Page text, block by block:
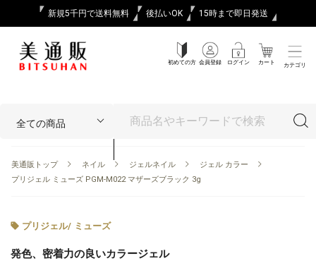
新規5千円で送料無料 後払いOK 15時まで即日発送
初めての方 会員登録 ログイン カート カテゴリ
美通販トップ ネイル ジェルネイル
ジェル カラー
プリジェル ミューズ PGM-M022 マザーズブラック 3g
プリジェル/ ミューズ
発色、密着力の良いカラージェル